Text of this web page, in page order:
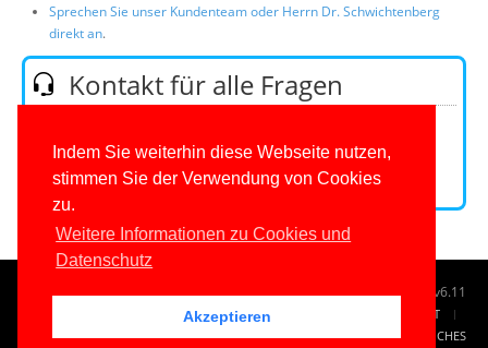
Indem Sie weiterhin diese Webseite nutzen,
stimmen Sie der Verwendung von Cookies
zu.
Weitere Informationen zu Cookies und
Datenschutz
Akzeptieren
Sprechen Sie unser Kundenteam oder Herrn Dr. Schwichtenberg
direkt an.
Kontakt für alle Fragen
E-Mail:
Kontaktformular
© 1996-2026www.IT-Visions.de-Dr. Holger Schwichtenberg v6.11
TAG CLOUD
KONTAKT
IMPRESSUM
RECHTLICHES